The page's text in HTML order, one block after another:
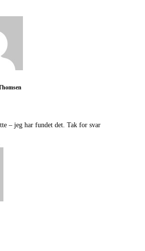
– jeg har fundet det. Tak for svar